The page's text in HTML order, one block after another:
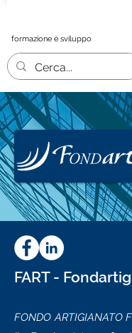
formazione è sviluppo
FART -
FONDO ARTIGIANATO